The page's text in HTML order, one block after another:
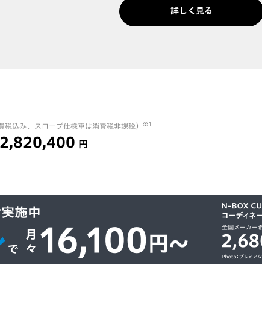
詳しく見る
税込み、スロープ仕様車は消費税非課税） ※1
円